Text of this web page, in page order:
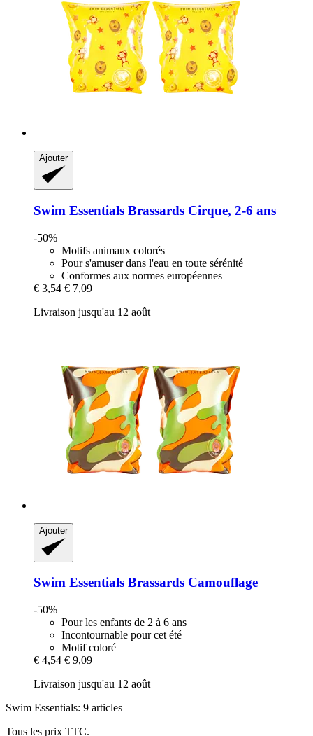
Ajouter
Swim Essentials Brassards Cirque, 2-​6 ans
-50%
Motifs animaux colorés
Pour s'amuser dans l'eau en toute sérénité
Conformes aux normes européennes
€ 3,54 € 7,09
Livraison jusqu'au 12 août
Ajouter
Swim Essentials Brassards Camouflage
-50%
Pour les enfants de 2 à 6 ans
Incontournable pour cet été
Motif coloré
€ 4,54 € 9,09
Livraison jusqu'au 12 août
Swim Essentials: 9 articles
Tous les prix TTC.